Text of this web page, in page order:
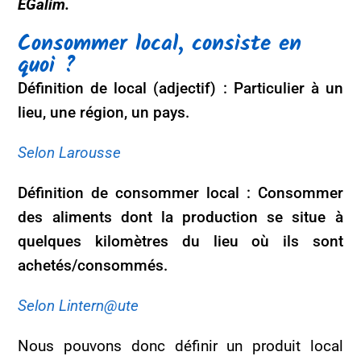
EGalim.
Consommer local, consiste en
quoi ?
Définition de local (adjectif) : Particulier à un
lieu, une région, un pays.
Selon Larousse
Définition de consommer local : Consommer
des aliments dont la production se situe à
quelques kilomètres du lieu où ils sont
achetés/consommés.
Selon Lintern@ute
Nous pouvons donc définir un produit local